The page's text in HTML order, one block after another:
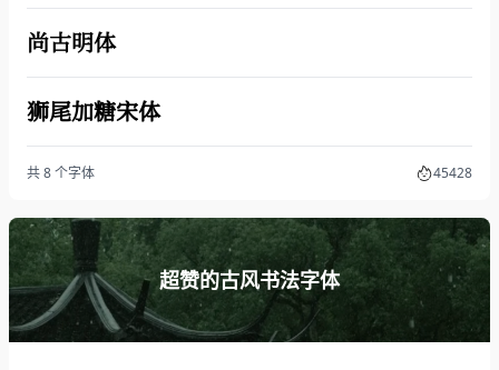
尚古明体
狮尾加糖宋体
共 8 个字体 45428
超赞的古风书法字体